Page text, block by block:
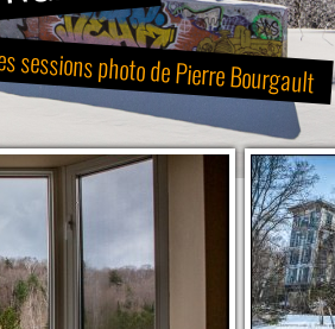
sessions photo de Pierre Bourgault